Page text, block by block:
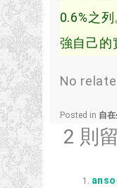
0.6%之
強自己的
No
Posted in 自
2 則